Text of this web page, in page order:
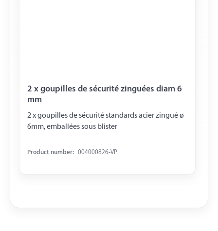
2 x goupilles de sécurité zinguées diam 6
mm
2 x goupilles de sécurité standards acier zingué ø
6mm, emballées sous blister
Product number: 004000826-VP